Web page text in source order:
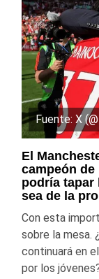
Fuente: X
El
campeón de
podría tapar
sea de la
Con esta
sobre la mesa.
continuará en
por los